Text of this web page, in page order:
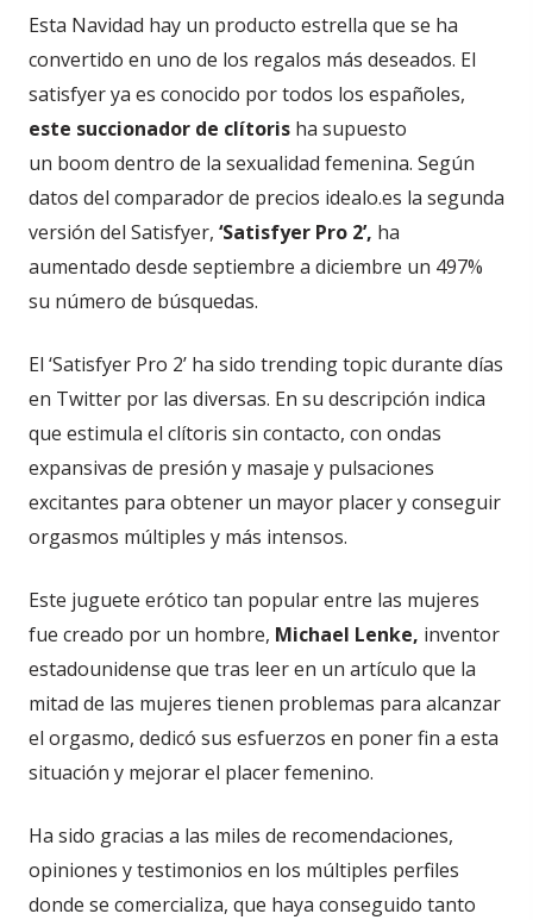
Esta Navidad hay un producto estrella que se ha
convertido en uno de los regalos más deseados. El
satisfyer ya es conocido por todos los españoles,
este succionador de clítoris ha supuesto
un boom dentro de la sexualidad femenina. Según
datos del comparador de precios idealo.es la segunda
versión del Satisfyer, ‘Satisfyer Pro 2’, ha
aumentado desde septiembre a diciembre un 497%
su número de búsquedas.
El ‘Satisfyer Pro 2’ ha sido trending topic durante días
en Twitter por las diversas. En su descripción indica
que estimula el clítoris sin contacto, con ondas
expansivas de presión y masaje y pulsaciones
excitantes para obtener un mayor placer y conseguir
orgasmos múltiples y más intensos.
Este juguete erótico tan popular entre las mujeres
fue creado por un hombre, Michael Lenke, inventor
estadounidense que tras leer en un artículo que la
mitad de las mujeres tienen problemas para alcanzar
el orgasmo, dedicó sus esfuerzos en poner fin a esta
situación y mejorar el placer femenino.
Ha sido gracias a las miles de recomendaciones,
opiniones y testimonios en los múltiples perfiles
donde se comercializa, que haya conseguido tanto